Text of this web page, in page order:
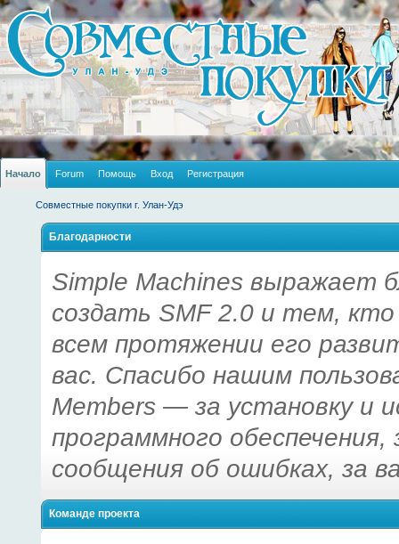
Начало Forum Помощь Вход Регистрация
Совместные покупки г. Улан-Удэ
Благодарности
Simple Machines выражает
создать SMF 2.0 и тем,
всем протяжении его
вас. Спасибо нашим
Members — за установку и
программного
сообщения об ошибках, за
Команде проекта